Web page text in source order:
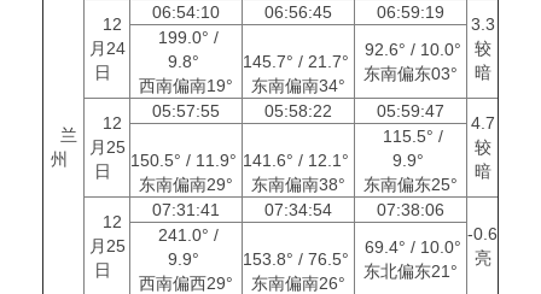
兰
州
12
月24
日
06:54:10 06:56:45 06:59:19
3.3
较
暗
199.0° /
9.8°
西南偏南19°
145.7° / 21.7°
东南偏南34°
92.6° / 10.0°
东南偏东03°
12
月25
日
05:57:55 05:58:22 05:59:47
4.7
较
暗
150.5° / 11.9°
东南偏南29°
141.6° / 12.1°
东南偏南38°
115.5° /
9.9°
东南偏东25°
12
月25
日
07:31:41 07:34:54
07:38:06
-0.6
亮
241.0° /
9.9°
西南偏西29°
153.8° / 76.5°
东南偏南26°
69.4° / 10.0°
东北偏东21°